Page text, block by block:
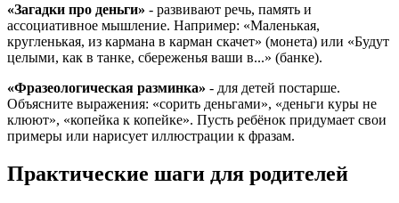
«Загадки про деньги» - развивают речь, память и
ассоциативное мышление. Например: «Маленькая,
кругленькая, из кармана в карман скачет» (монета) или «Будут
целыми, как в танке, сбереженья ваши в...» (банке).
«Фразеологическая разминка» - для детей постарше.
Объясните выражения: «сорить деньгами», «деньги куры не
клюют», «копейка к копейке». Пусть ребёнок придумает свои
примеры или нарисует иллюстрации к фразам.
Практические шаги для родителей